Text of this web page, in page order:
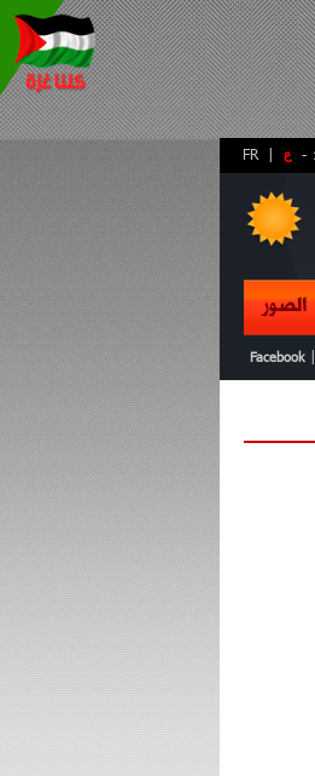
- ع FR
الصور
Facebook